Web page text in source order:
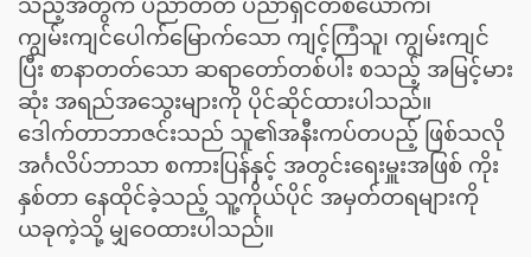
သည့်အတွက် ပညာတတ် ပညာရှင်တစ်ယောက်၊
ကျွမ်းကျင်ပေါက်မြောက်သော ကျင့်ကြံသူ၊ ကျွမ်းကျင်
ပြီး စာနာတတ်သော ဆရာတော်တစ်ပါး စသည့် အမြင့်မား
ဆုံး အရည်အသွေးများကို ပိုင်ဆိုင်ထားပါသည်။
ဒေါက်တာဘာဇင်းသည် သူ၏အနီးကပ်တပည့် ဖြစ်သလို
အင်္ဂလိပ်ဘာသာ စကားပြန်နှင့် အတွင်းရေးမှူးအဖြစ် ကိုး
နှစ်တာ နေထိုင်ခဲ့သည့် သူ့ကိုယ်ပိုင် အမှတ်တရများကို
ယခုကဲ့သို့ မျှဝေထားပါသည်။